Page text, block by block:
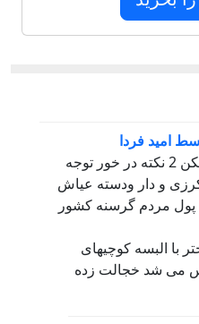
امید فردا
در مراسم افتتاحیه المپیک پکن 2 نکته در خور توجه
و دار ودسته عیاش
پول مردم گرسنه کشور
با البسه کوچیهای
می شد خجالت زده